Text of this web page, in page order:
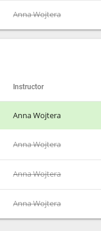
Anna Wojtera
Instructor
Anna Wojtera
Anna Wojtera
Anna Wojtera
Anna Wojtera